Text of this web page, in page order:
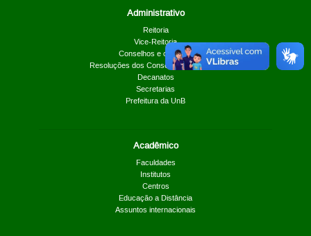
Administrativo
Reitoria
Vice-Reitoria
Conselhos e câmaras
Resoluções dos Conselhos Superiores
Decanatos
Secretarias
Prefeitura da UnB
Acadêmico
Faculdades
Institutos
Centros
Educação a Distância
Assuntos internacionais